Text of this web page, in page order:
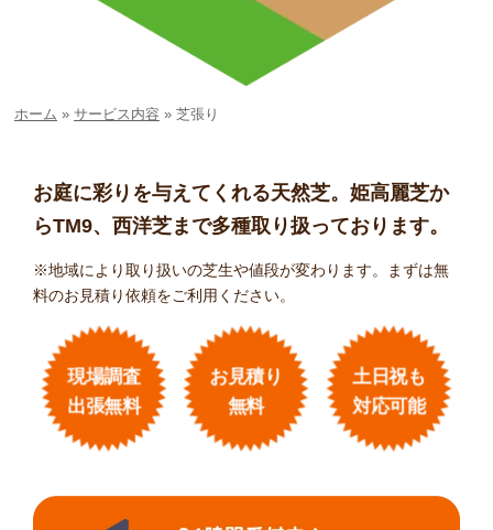
ホーム » サービス内容 » 芝張り
お庭に彩りを与えてくれる天然芝。姫高麗芝か
らTM9、西洋芝まで多種取り扱っております。
※地域により取り扱いの芝生や値段が変わります。まずは無
料のお見積り依頼をご利用ください。
現場調査
出張無料
お見積り
無料
土日祝も
対応可能